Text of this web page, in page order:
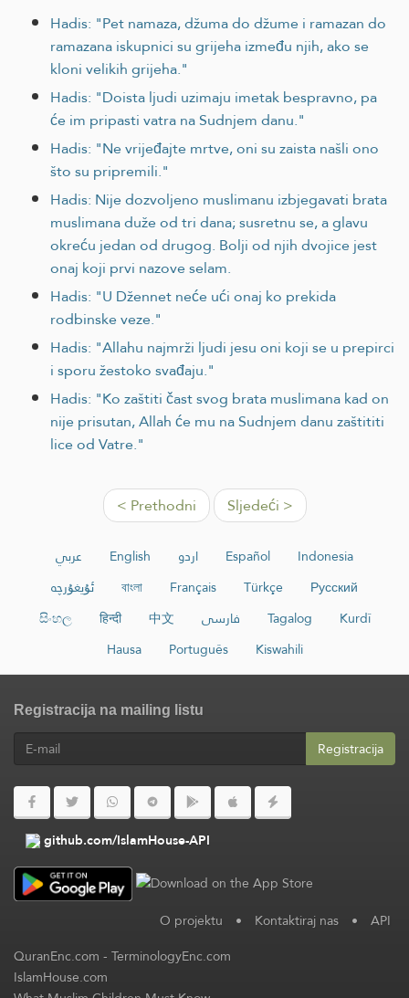
Hadis: "Pet namaza, džuma do džume i ramazan do
ramazana iskupnici su grijeha između njih, ako se
kloni velikih grijeha."
Hadis: "Doista ljudi uzimaju imetak bespravno, pa
će im pripasti vatra na Sudnjem danu."
Hadis: "Ne vrijeđajte mrtve, oni su zaista našli ono
što su pripremili."
Hadis: Nije dozvoljeno muslimanu izbjegavati brata
muslimana duže od tri dana; susretnu se, a glavu
okreću jedan od drugog. Bolji od njih dvojice jest
onaj koji prvi nazove selam.
Hadis: "U Džennet neće ući onaj ko prekida
rodbinske veze."
Hadis: "Allahu najmrži ljudi jesu oni koji se u prepirci
i sporu žestoko svađaju."
Hadis: "Ko zaštiti čast svog brata muslimana kad on
nije prisutan, Allah će mu na Sudnjem danu zaštititi
lice od Vatre."
< Prethodni Sljedeći >
عربي English اردو Español
Indonesia
ئۇيغۇرچە
বাংলা Français Türkçe
Русский
සිංහල
हिन्दी 中文 فارسی Tagalog
Kurdî
Hausa
Português Kiswahili
Registracija na mailing listu
Registracija
github.com/IslamHouse-API
O projektu • Kontaktiraj nas • API
QuranEnc.com-TerminologyEnc.com
IslamHouse.com